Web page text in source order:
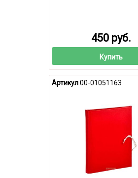
450 руб.
Купить
Артикул00-01051163